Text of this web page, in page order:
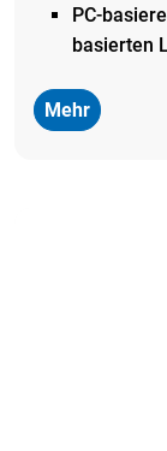
PC-
basierten
Mehr